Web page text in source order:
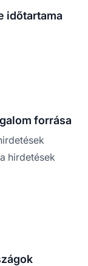
időtartama
forrása
hirdetések